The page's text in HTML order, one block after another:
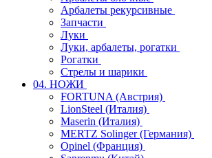
Арбалеты рекурсивные
Запчасти
Луки
Луки, арбалеты, рогатки
Рогатки
Стрелы и шарики
04. НОЖИ
FORTUNA (Австрия)
LionSteel (Италия)
Maserin (Италия)
MERTZ Solinger (Германия)
Opinel (Франция)